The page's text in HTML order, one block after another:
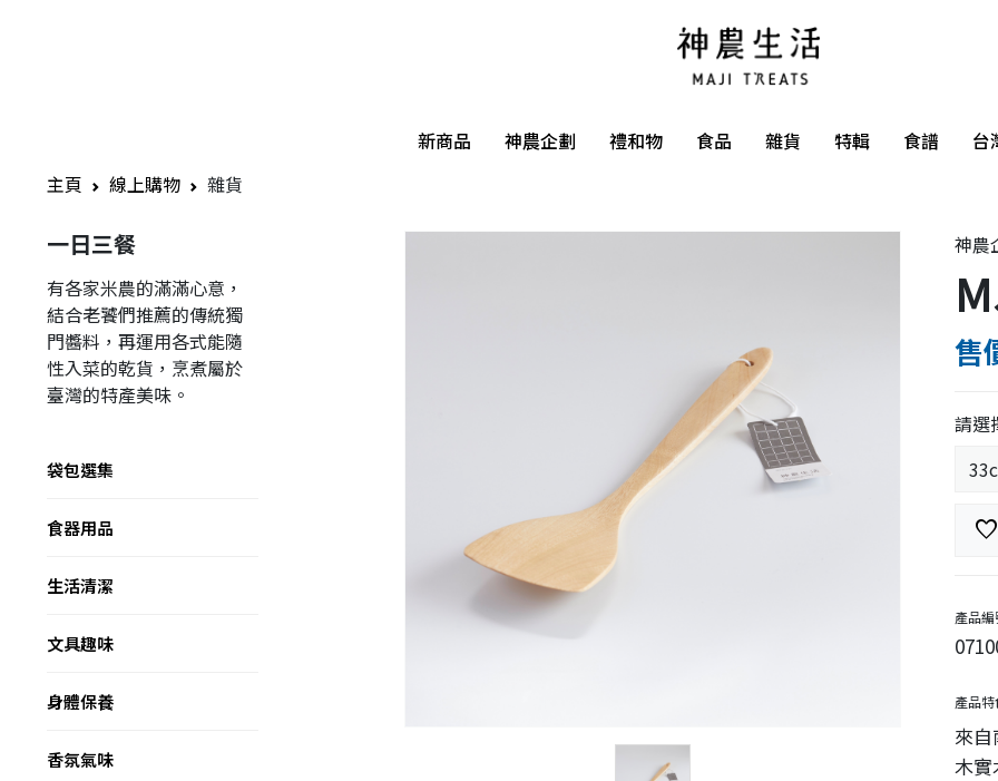
新商品 神農企劃 禮和物 食品 雜貨 特輯 食譜
台
主頁
線上購物 雜貨
一日三餐
有各家米農的滿滿心意，
結合老饕們推薦的傳統獨
門醬料，再運用各式能隨
性入菜的乾貨，烹煮屬於
臺灣的特產美味。
袋包選集
食器用品
生活清潔
文具趣味
身體保養
香氛氣味
神農
售
請選
favorite
產品編
產品特
來
木實